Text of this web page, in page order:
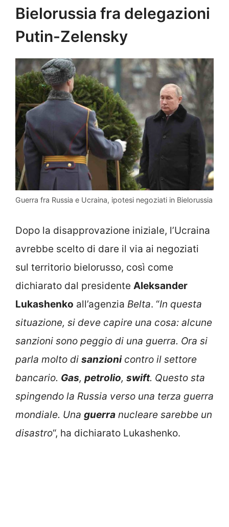
Bielorussia fra delegazioni
Putin-Zelensky
Guerra fra Russia e Ucraina, ipotesi negoziati in Bielorussia
Dopo la disapprovazione iniziale, l’Ucraina
avrebbe scelto di dare il via ai negoziati
sul territorio bielorusso, così come
dichiarato dal presidente Aleksander
Lukashenko all’agenzia Belta. “In questa
situazione, si deve capire una cosa: alcune
sanzioni sono peggio di una guerra. Ora si
parla molto di sanzionicontro il settore
bancario. Gas, petrolio, swift. Questo sta
spingendo la Russia verso una terza guerra
mondiale. Una guerra nucleare sarebbe un
disastro“, ha dichiarato Lukashenko.